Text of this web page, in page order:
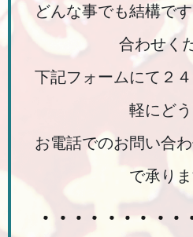
どんな事でも結構で
合わせく
下記フォームにて２
軽にどう
お電話でのお問い合
で承りま